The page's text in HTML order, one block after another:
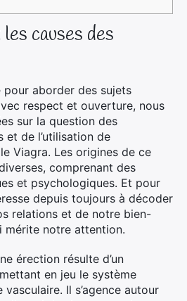
causes des
pour aborder des sujets
respect et ouverture, nous
sur la question des
de l’utilisation de
Viagra. Les origines de ce
comprenant des
et psychologiques. Et pour
depuis toujours à décoder
relations et de notre bien-
mérite notre attention.
érection résulte d’un
en jeu le système
Il s’agence autour